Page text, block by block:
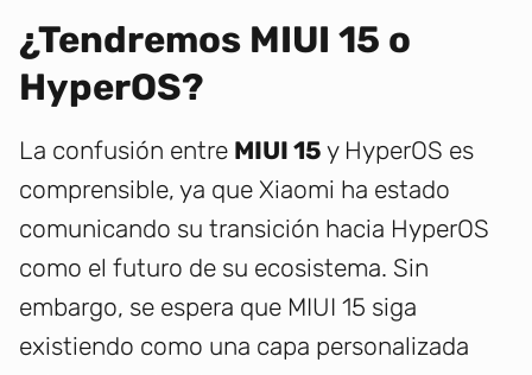
¿Tendremos MIUI 15 o
HyperOS?
La confusión entre MIUI 15 y HyperOS es
comprensible, ya que Xiaomi ha estado
comunicando su transición hacia HyperOS
como el futuro de su ecosistema. Sin
embargo, se espera que MIUI 15 siga
existiendo como una capa personalizada